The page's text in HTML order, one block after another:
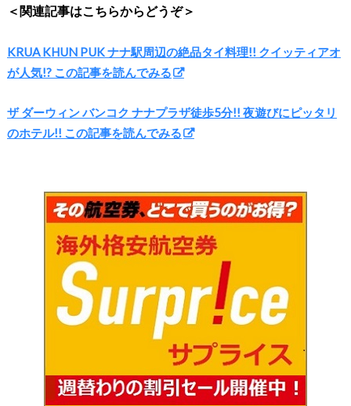
＜関連記事はこちらからどうぞ＞
KRUA KHUN PUK ナナ駅周辺の絶品タイ料理!! クイッティアオ
が人気!? この記事を読んでみる
ザ ダーウィン バンコク ナナプラザ徒歩5分!! 夜遊びにピッタリ
のホテル!! この記事を読んでみる